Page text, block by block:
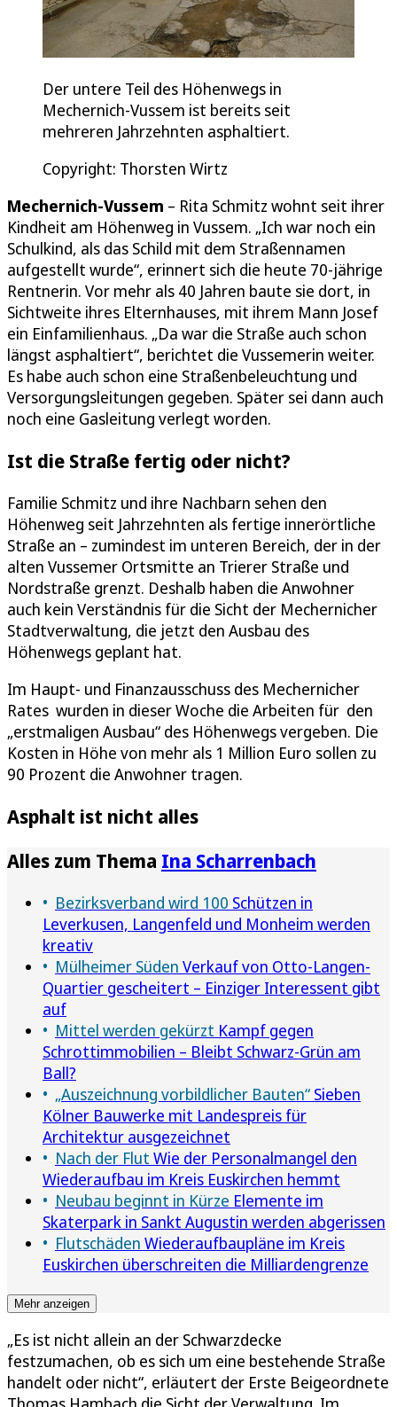
Der untere Teil des Höhenwegs in
Mechernich-Vussem ist bereits seit
mehreren Jahrzehnten asphaltiert.
Copyright: Thorsten Wirtz
Mechernich-Vussem – Rita Schmitz wohnt seit ihrer
Kindheit am Höhenweg in Vussem. „Ich war noch ein
Schulkind, als das Schild mit dem Straßennamen
aufgestellt wurde“, erinnert sich die heute 70-jährige
Rentnerin. Vor mehr als 40 Jahren baute sie dort, in
Sichtweite ihres Elternhauses, mit ihrem Mann Josef
ein Einfamilienhaus. „Da war die Straße auch schon
längst asphaltiert“, berichtet die Vussemerin weiter.
Es habe auch schon eine Straßenbeleuchtung und
Versorgungsleitungen gegeben. Später sei dann auch
noch eine Gasleitung verlegt worden.
Ist die Straße fertig oder nicht?
Familie Schmitz und ihre Nachbarn sehen den
Höhenweg seit Jahrzehnten als fertige innerörtliche
Straße an – zumindest im unteren Bereich, der in der
alten Vussemer Ortsmitte an Trierer Straße und
Nordstraße grenzt. Deshalb haben die Anwohner
auch kein Verständnis für die Sicht der Mechernicher
Stadtverwaltung, die jetzt den Ausbau des
Höhenwegs geplant hat.
Im Haupt- und Finanzausschuss des Mechernicher
Rates wurden in dieser Woche die Arbeiten für den
„erstmaligen Ausbau“ des Höhenwegs vergeben. Die
Kosten in Höhe von mehr als 1 Million Euro sollen zu
90 Prozent die Anwohner tragen.
Asphalt ist nicht alles
Alles zum Thema Ina Scharrenbach
Bezirksverband wird 100 Schützen in
Leverkusen, Langenfeld und Monheim werden
kreativ
Mülheimer Süden Verkauf von Otto-Langen-
Quartier gescheitert – Einziger Interessent gibt
auf
Mittel werden gekürzt Kampf gegen
Schrottimmobilien – Bleibt Schwarz-Grün am
Ball?
„Auszeichnung vorbildlicher Bauten“ Sieben
Kölner Bauwerke mit Landespreis für
Architektur ausgezeichnet
Nach der Flut Wie der Personalmangel den
Wiederaufbau im Kreis Euskirchen hemmt
Neubau beginnt in Kürze Elemente im
Skaterpark in Sankt Augustin werden abgerissen
Flutschäden Wiederaufbaupläne im Kreis
Euskirchen überschreiten die Milliardengrenze
Mehr anzeigen
„Es ist nicht allein an der Schwarzdecke
festzumachen, ob es sich um eine bestehende Straße
handelt oder nicht“, erläutert der Erste Beigeordnete